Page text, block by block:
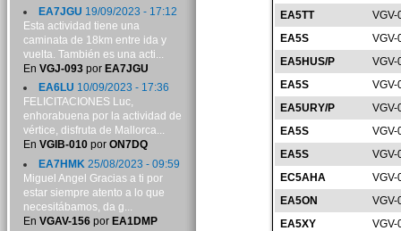
EA5TT
VGV-
EA5S
VGV-
EA5HUS/P
VGV-
EA5S
VGV-
EA5URY/P
VGV-
EA5S
VGV-
EA5S
VGV-
EC5AHA
VGV-
EA5ON
VGV-
EA5XY
VGV-
EA7JGU 19/09/2023 - 17:12
Esta actividad tiene una
caminata de 18km entre ida y
vuelta. También es una acti...
En VGJ-093por EA7JGU
EA6LU 10/09/2023 - 17:36
FELICITACIONES Luc,
enhorabuena por la actividad de
vértice, disfruta de Mallorca...
En VGIB-010por ON7DQ
EA7HMK 25/08/2023 - 09:59
Miguel Angel Gracias a ti por
estar siempre atento a lo que
necesitábamos, da g...
En VGAV-156por EA1DMP